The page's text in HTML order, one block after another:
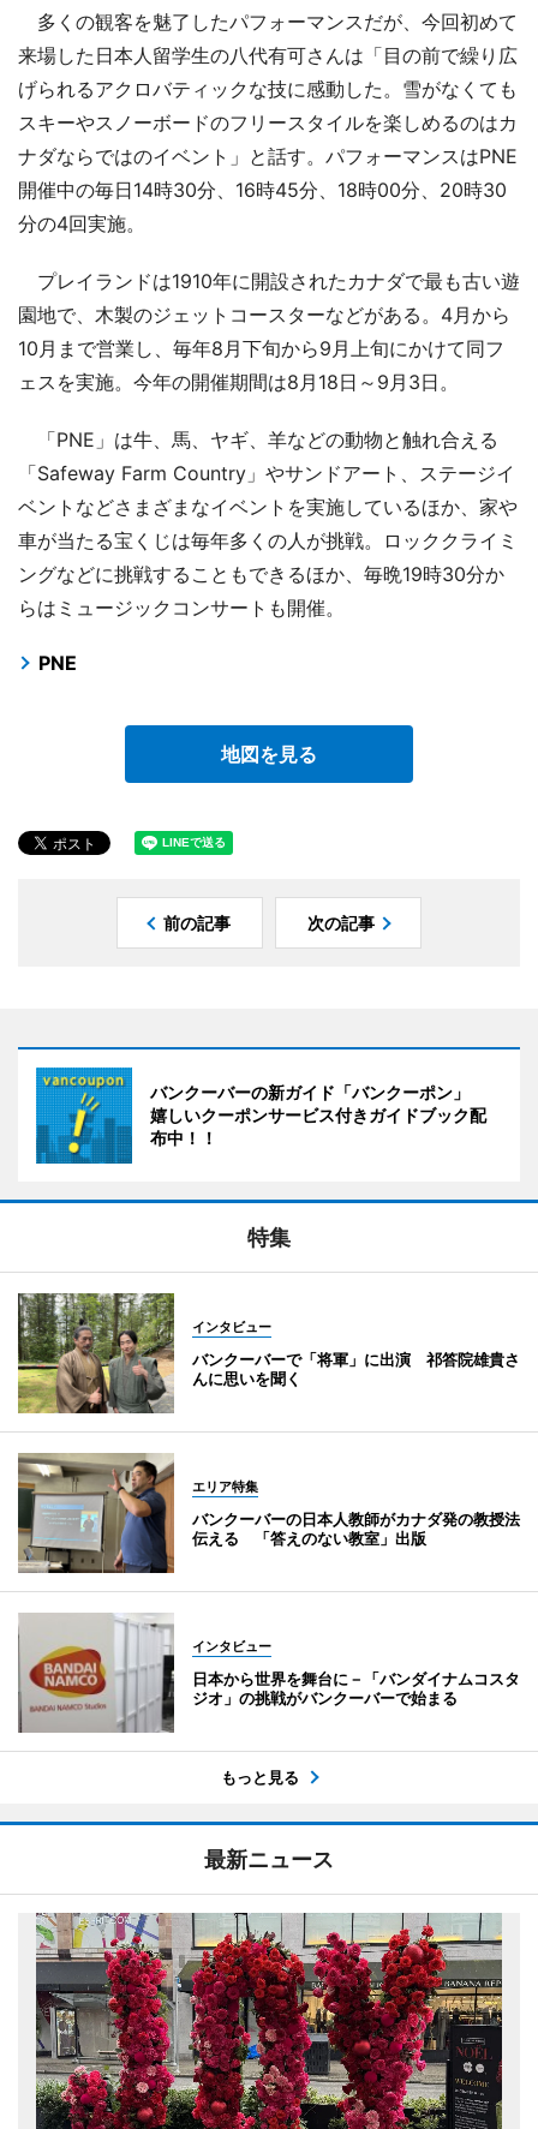
多くの観客を魅了したパフォーマンスだが、今回初めて
来場した日本人留学生の八代有可さんは「目の前で繰り広
げられるアクロバティックな技に感動した。雪がなくても
スキーやスノーボードのフリースタイルを楽しめるのはカ
ナダならではのイベント」と話す。パフォーマンスはPNE
開催中の毎日14時30分、16時45分、18時00分、20時30
分の4回実施。
プレイランドは1910年に開設されたカナダで最も古い遊
園地で、木製のジェットコースターなどがある。4月から
10月まで営業し、毎年8月下旬から9月上旬にかけて同フ
ェスを実施。今年の開催期間は8月18日～9月3日。
「PNE」は牛、馬、ヤギ、羊などの動物と触れ合える
「Safeway Farm Country」やサンドアート、ステージイ
ベントなどさまざまなイベントを実施しているほか、家や
車が当たる宝くじは毎年多くの人が挑戦。ロッククライミ
ングなどに挑戦することもできるほか、毎晩19時30分か
らはミュージックコンサートも開催。
PNE
地図を見る
前の記事 次の記事
バンクーバーの新ガイド「バンクーポン」
嬉しいクーポンサービス付きガイドブック配
布中！！
特集
インタビュー
バンクーバーで「将軍」に出演 祁答院雄貴さ
んに思いを聞く
エリア特集
バンクーバーの日本人教師がカナダ発の教授法
伝える 「答えのない教室」出版
インタビュー
日本から世界を舞台に－「バンダイナムコスタ
ジオ」の挑戦がバンクーバーで始まる
もっと見る
最新ニュース